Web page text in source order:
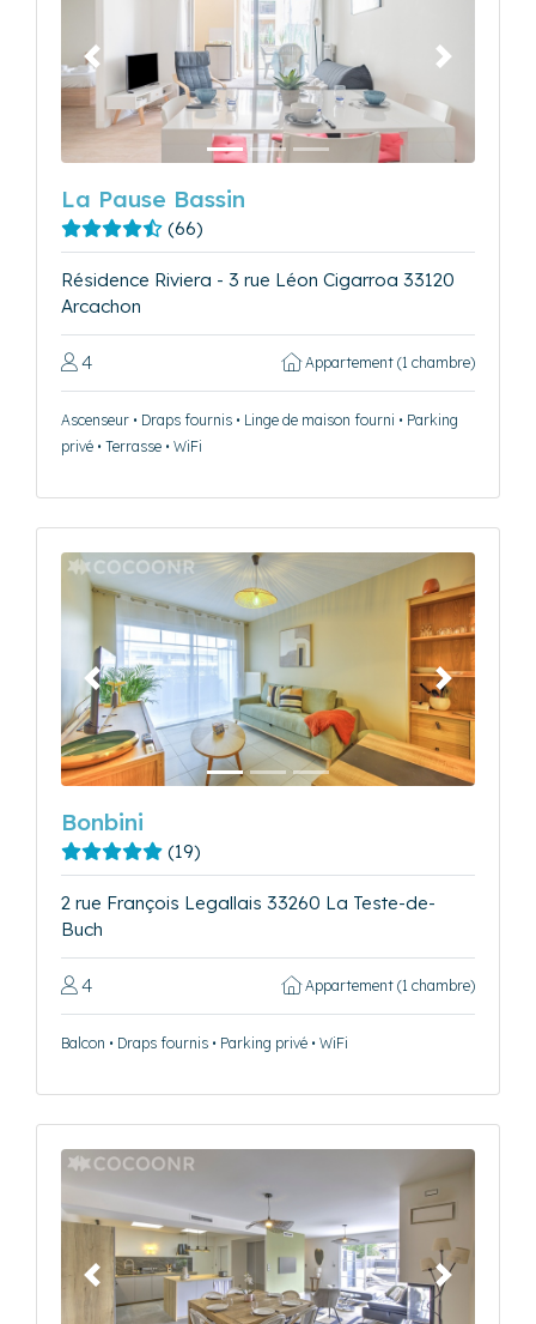
Précédent Suivant
La Pause Bassin
(66)
Résidence Riviera - 3 rue Léon Cigarroa 33120
Arcachon
4 Appartement (1 chambre)
Ascenseur • Draps fournis • Linge de maison fourni • Parking
privé • Terrasse • WiFi
Précédent Suivant
Bonbini
(19)
2 rue François Legallais 33260 La Teste-de-
Buch
4 Appartement (1 chambre)
Balcon • Draps fournis • Parking privé • WiFi
Précédent Suivant